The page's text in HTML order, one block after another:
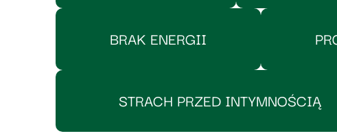
BRAK ENERGII
STRACH PRZED INTYMNOŚCIĄ